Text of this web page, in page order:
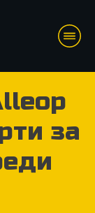
за